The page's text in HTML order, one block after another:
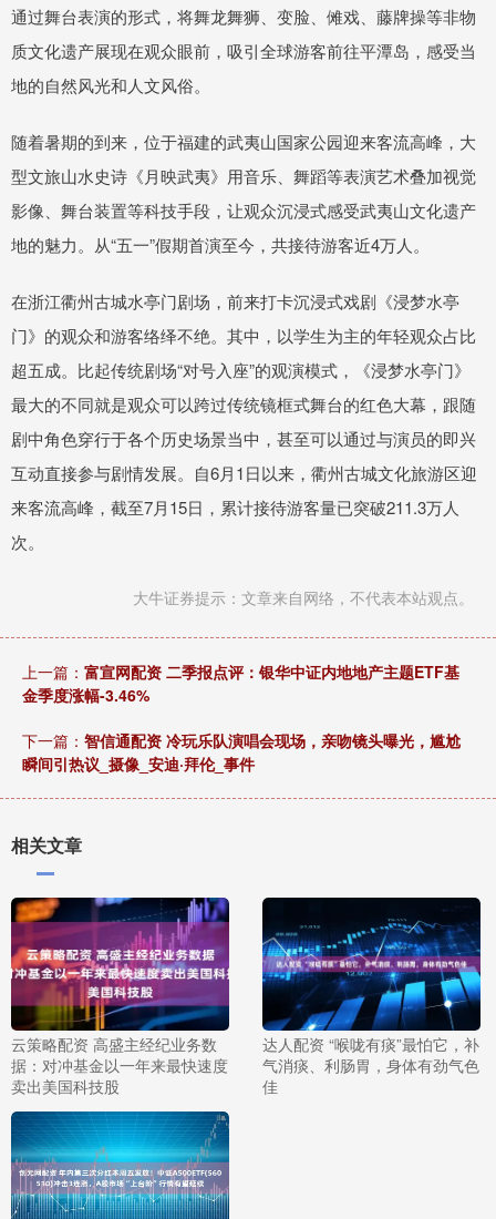
通过舞台表演的形式，将舞龙舞狮、变脸、傩戏、藤牌操等非物
质文化遗产展现在观众眼前，吸引全球游客前往平潭岛，感受当
地的自然风光和人文风俗。
随着暑期的到来，位于福建的武夷山国家公园迎来客流高峰，大
型文旅山水史诗《月映武夷》用音乐、舞蹈等表演艺术叠加视觉
影像、舞台装置等科技手段，让观众沉浸式感受武夷山文化遗产
地的魅力。从“五一”假期首演至今，共接待游客近4万人。
在浙江衢州古城水亭门剧场，前来打卡沉浸式戏剧《浸梦水亭
门》的观众和游客络绎不绝。其中，以学生为主的年轻观众占比
超五成。比起传统剧场“对号入座”的观演模式，《浸梦水亭门》
最大的不同就是观众可以跨过传统镜框式舞台的红色大幕，跟随
剧中角色穿行于各个历史场景当中，甚至可以通过与演员的即兴
互动直接参与剧情发展。自6月1日以来，衢州古城文化旅游区迎
来客流高峰，截至7月15日，累计接待游客量已突破211.3万人
次。
大牛证券提示：文章来自网络，不代表本站观点。
上一篇： 富宣网配资 二季报点评：银华中证内地地产主题ETF基
金季度涨幅-3.46%
下一篇： 智信通配资 冷玩乐队演唱会现场，亲吻镜头曝光，尴尬
瞬间引热议_摄像_安迪·拜伦_事件
相关文章
云策略配资 高盛主经纪业务数
据：对冲基金以一年来最快速度
卖出美国科技股
达人配资 “喉咙有痰”最怕它，补
气消痰、利肠胃，身体有劲气色
佳